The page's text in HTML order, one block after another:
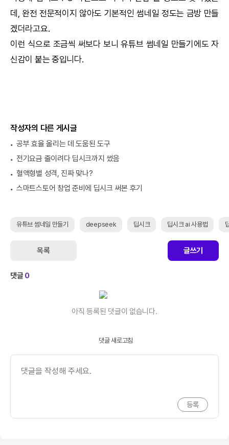
데, 완전 전문적이지 않아도 기본적인 썸네일 정도는 금방 만들
겠더라고요.
이런 식으로 조금씩 써보다 보니 유튜브 썸네일 만들기에도 자
신감이 붙는 중입니다.
작성자의 다른 게시글
공부 효율 올리는 데 도움된 도구
전기요금 줄이려다 딥시크까지 썼음
혈액형별 성격, 진짜 맞나?
스마트스토어 창업 준비에 딥시크 써본 후기
유튜브 썸네일 만들기 deepseek 딥시크 딥시크 ai 사용법
목록 글쓰기
댓글0
아직 등록된 댓글이 없습니다.
댓글 새로고침